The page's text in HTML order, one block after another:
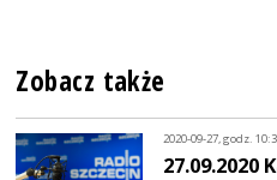
Zobacz także
2020-09-27, godz.
27.09.2020